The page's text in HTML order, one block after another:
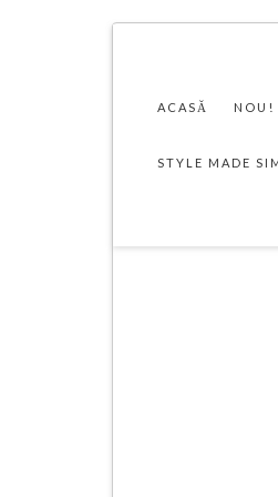
ACASĂ NOU!
STYLE MADE